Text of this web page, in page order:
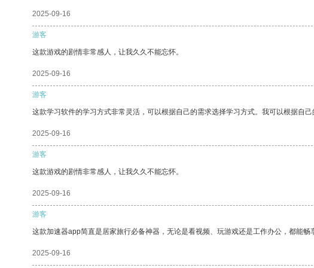
2025-09-16
游客
这款游戏的剧情非常感人，让我久久不能忘怀。
2025-09-16
游客
这款学习软件的学习方式非常灵活，可以根据自己的需求选择学习方式。我可以根据自己
2025-09-16
游客
这款游戏的剧情非常感人，让我久久不能忘怀。
2025-09-16
游客
这款加速器app简直是居家旅行必备神器，无论是看视频、玩游戏还是工作办公，都能
2025-09-16